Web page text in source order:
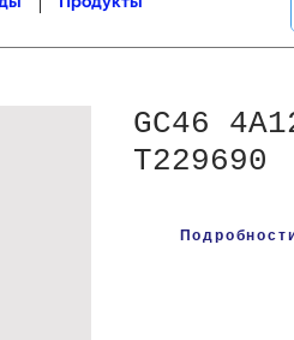
GC46
T229690